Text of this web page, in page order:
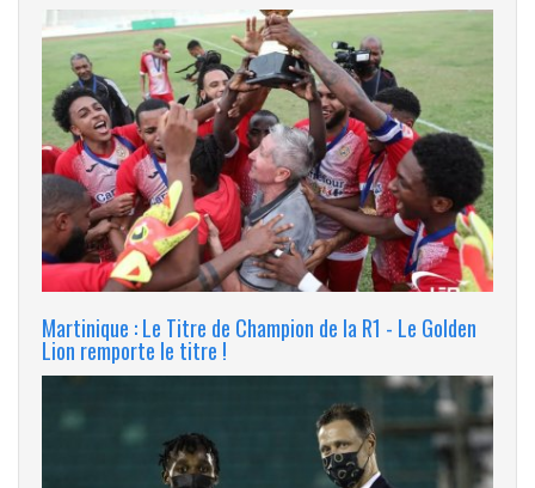
Martinique : Le Titre de Champion de la R1 - Le Golden
Lion remporte le titre !